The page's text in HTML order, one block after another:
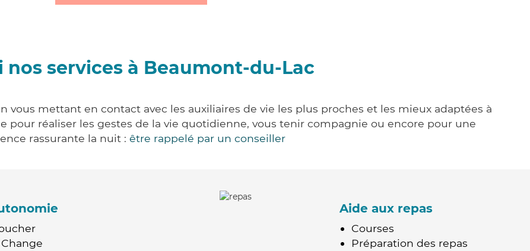
nos services à Beaumont-du-Lac
vous mettant en contact avec les auxiliaires de vie les plus proches et les mieux adaptées à
pour réaliser les gestes de la vie quotidienne, vous tenir compagnie ou encore pour une
rassurante la nuit : être rappelé par un conseiller
Aide aux repas
Courses
Préparation des repas